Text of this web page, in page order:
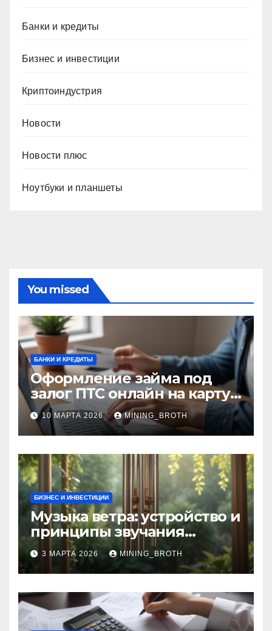
Банки и кредиты
Бизнес и инвестиции
Криптоиндустрия
Новости
Новости плюс
Ноутбуки и планшеты
You missed
БАНКИ И КРЕДИТЫ
Оформление займа под
залог ПТС онлайн на карту
без визита в офис: порядок,
требования и документы
10 МАРТА 2026 MINING_BROTH
БИЗНЕС И ИНВЕСТИЦИИ
Музыка ветра: устройство и
принципы звучания
колокольчиков
3 МАРТА 2026 MINING_BROTH